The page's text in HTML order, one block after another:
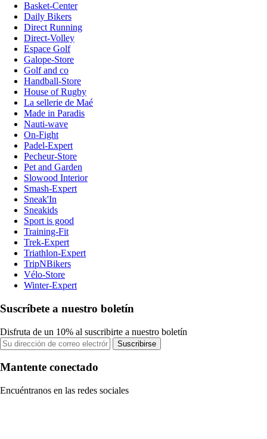
Basket-Center
Daily Bikers
Direct Running
Direct-Volley
Espace Golf
Galope-Store
Golf and co
Handball-Store
House of Rugby
La sellerie de Maé
Made in Paradis
Nauti-wave
On-Fight
Padel-Expert
Pecheur-Store
Pet and Garden
Slowood Interior
Smash-Expert
Sneak'In
Sneakids
Sport is good
Training-Fit
Trek-Expert
Triathlon-Expert
TripNBikers
Vélo-Store
Winter-Expert
Suscríbete a nuestro boletín
Disfruta de un 10% al suscribirte a nuestro boletín
Suscribirse
Mantente conectado
Encuéntranos en las redes sociales